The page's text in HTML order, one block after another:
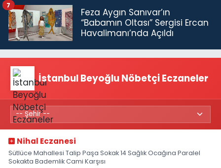
Feza Aygın Sanıvar’ın
“Babamın Oltası” Sergisi Ercan
Havalimanı’nda Açıldı
7
İstanbul Beyoğlu Nöbetçi Eczaneler
Nihal Eczanesi
Sütlüce Mahallesi Talip Paşa Sokak 14 Sağlık Ocağına Paralel
Sokakta Bademlik Cami Karşısı